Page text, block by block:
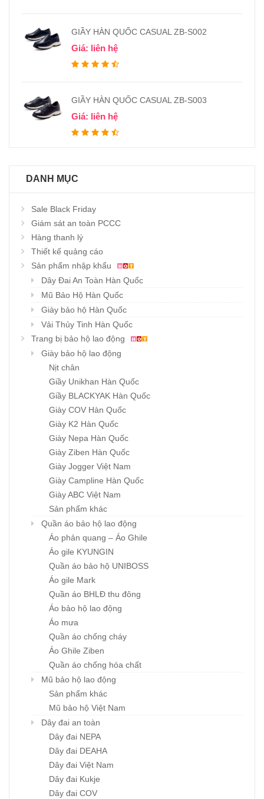
GIẦY HÀN QUỐC CASUAL ZB-S002
Giá: liên hệ
GIẦY HÀN QUỐC CASUAL ZB-S003
Giá: liên hệ
DANH MỤC
Sale Black Friday
Giám sát an toàn PCCC
Hàng thanh lý
Thiết kế quảng cáo
Sản phẩm nhập khẩu
Dây Đai An Toàn Hàn Quốc
Mũ Bảo Hộ Hàn Quốc
Giày bảo hộ Hàn Quốc
Vải Thủy Tinh Hàn Quốc
Trang bị bảo hộ lao động
Giày bảo hộ lao động
Nịt chân
Giầy Unikhan Hàn Quốc
Giầy BLACKYAK Hàn Quốc
Giày COV Hàn Quốc
Giày K2 Hàn Quốc
Giày Nepa Hàn Quốc
Giày Ziben Hàn Quốc
Giày Jogger Việt Nam
Giày Campline Hàn Quốc
Giày ABC Việt Nam
Sản phẩm khác
Quần áo bảo hộ lao động
Áo phản quang – Áo Ghile
Áo gile KYUNGIN
Quần áo bảo hộ UNIBOSS
Áo gile Mark
Quần áo BHLĐ thu đông
Áo bảo hộ lao động
Áo mưa
Quần áo chống cháy
Áo Ghile Ziben
Quần áo chống hóa chất
Mũ bảo hộ lao động
Sản phẩm khác
Mũ bảo hộ Việt Nam
Dây đai an toàn
Dây đai NEPA
Dây đai DEAHA
Dây đai Việt Nam
Dây đai Kukje
Dây đai COV